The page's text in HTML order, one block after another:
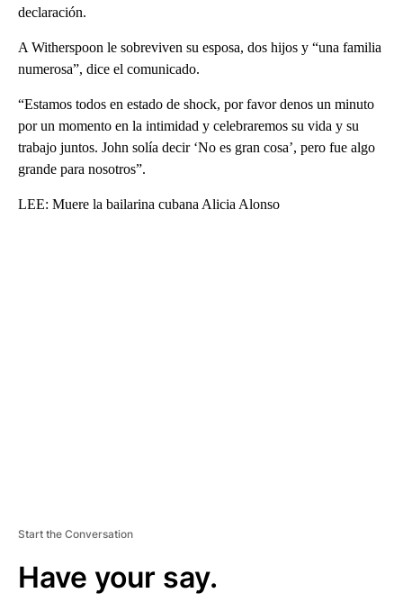
declaración.
A Witherspoon le sobreviven su esposa, dos hijos y “una familia
numerosa”, dice el comunicado.
“Estamos todos en estado de shock, por favor denos un minuto
por un momento en la intimidad y celebraremos su vida y su
trabajo juntos. John solía decir ‘No es gran cosa’, pero fue algo
grande para nosotros”.
LEE: Muere la bailarina cubana Alicia Alonso
Start the Conversation
Have your say.